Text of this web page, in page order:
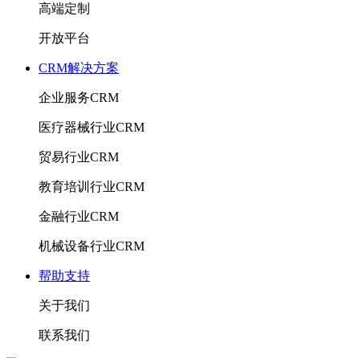
高端定制
开放平台
CRM解决方案
企业服务CRM
医疗器械行业CRM
贸易行业CRM
教育培训行业CRM
金融行业CRM
机械设备行业CRM
帮助支持
关于我们
联系我们